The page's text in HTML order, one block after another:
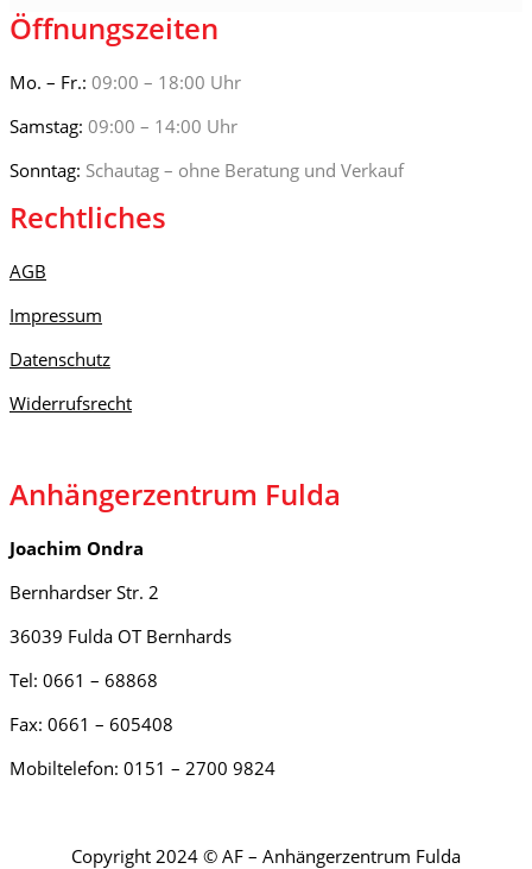
Öffnungszeiten
Mo. – Fr.: 09:00 – 18:00 Uhr
Samstag: 09:00 – 14:00 Uhr
Sonntag: Schautag – ohne Beratung und Verkauf
Rechtliches
AGB
Impressum
Datenschutz
Widerrufsrecht
Anhängerzentrum Fulda
Joachim Ondra
Bernhardser Str. 2
36039 Fulda OT Bernhards
Tel: 0661 – 68868
Fax: 0661 – 605408
Mobiltelefon: 0151 – 2700 9824
Copyright 2024 © AF – Anhängerzentrum Fulda